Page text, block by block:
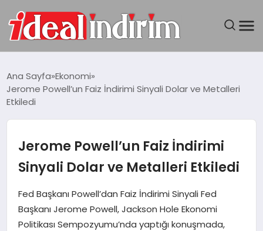
BILGISAYAR
TEKNOLOJI
YAŞAM
Ana Sayfa Ekonomi
Jerome Powell’un Faiz İndirimi Sinyali Dolar ve Metalleri
Etkiledi
Jerome Powell’un Faiz İndirimi
Sinyali Dolar ve Metalleri Etkiledi
Fed Başkanı Powell’dan Faiz İndirimi Sinyali Fed
Başkanı Jerome Powell, Jackson Hole Ekonomi
Politikası Sempozyumu’nda yaptığı konuşmada,